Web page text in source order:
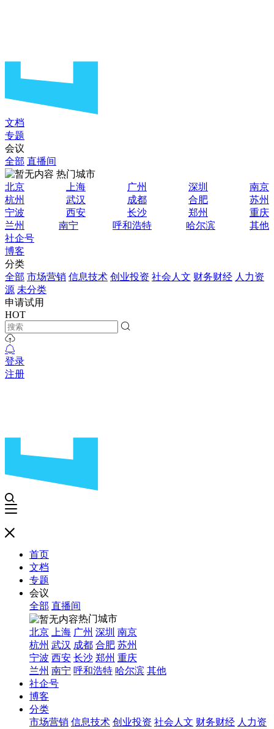
文档
专题
会议
全部 直播间
热门城市
北京
上海 广州 深圳
南京
杭州
武汉 成都 合肥
苏州
宁波
西安 长沙 郑州
重庆
兰州
南宁 呼和浩特 哈尔滨
其他
社企号
博客
分类
全部 市场营销 信息技术 创业投资 社会人文 财务财经 人力资
源 未分类
申请试用
HOT
登录
注册
首页
文档
专题
会议
全部 直播间
热门城市
北京
上海 广州 深圳 南京
杭州 武汉 成都 合肥 苏州
宁波 西安 长沙 郑州 重庆
兰州 南宁 呼和浩特 哈尔滨 其他
社企号
博客
分类
市场营销 信息技术 创业投资 社会人文 财务财经 人力资